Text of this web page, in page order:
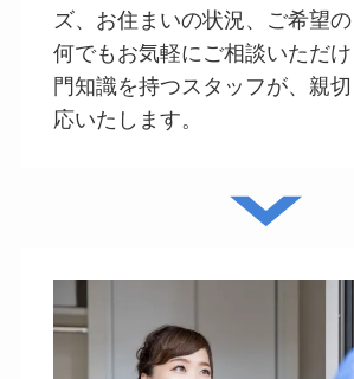
ズ、お住まいの状況、ご希望の
何でもお気軽にご相談いただ
門知識を持つスタッフが、親
応いたします。